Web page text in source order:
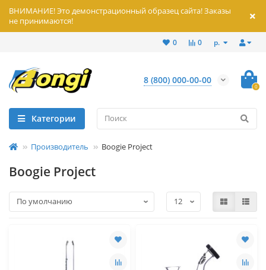
ВНИМАНИЕ! Это демонстрационный образец сайта! Заказы
не принимаются!
р.
0
0
8 (800) 000-00-00
0
Категории
Производитель Boogie Project
Boogie Project